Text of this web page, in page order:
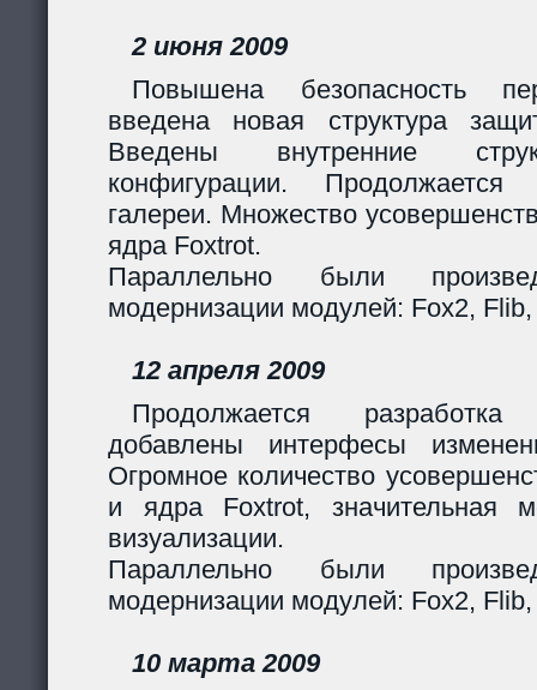
2 июня 2009
Повышена безопасность
введена новая структура
Введены внутренние
конфигурации. Продолжается
галереи. Множество
ядра Foxtrot.
Параллельно были
модернизации модулей: Fox2,
12 апреля 2009
Продолжается
добавлены интерфесы
Огромное количество
и ядра Foxtrot, значительная
визуализации.
Параллельно были
модернизации модулей: Fox2,
10 марта 2009